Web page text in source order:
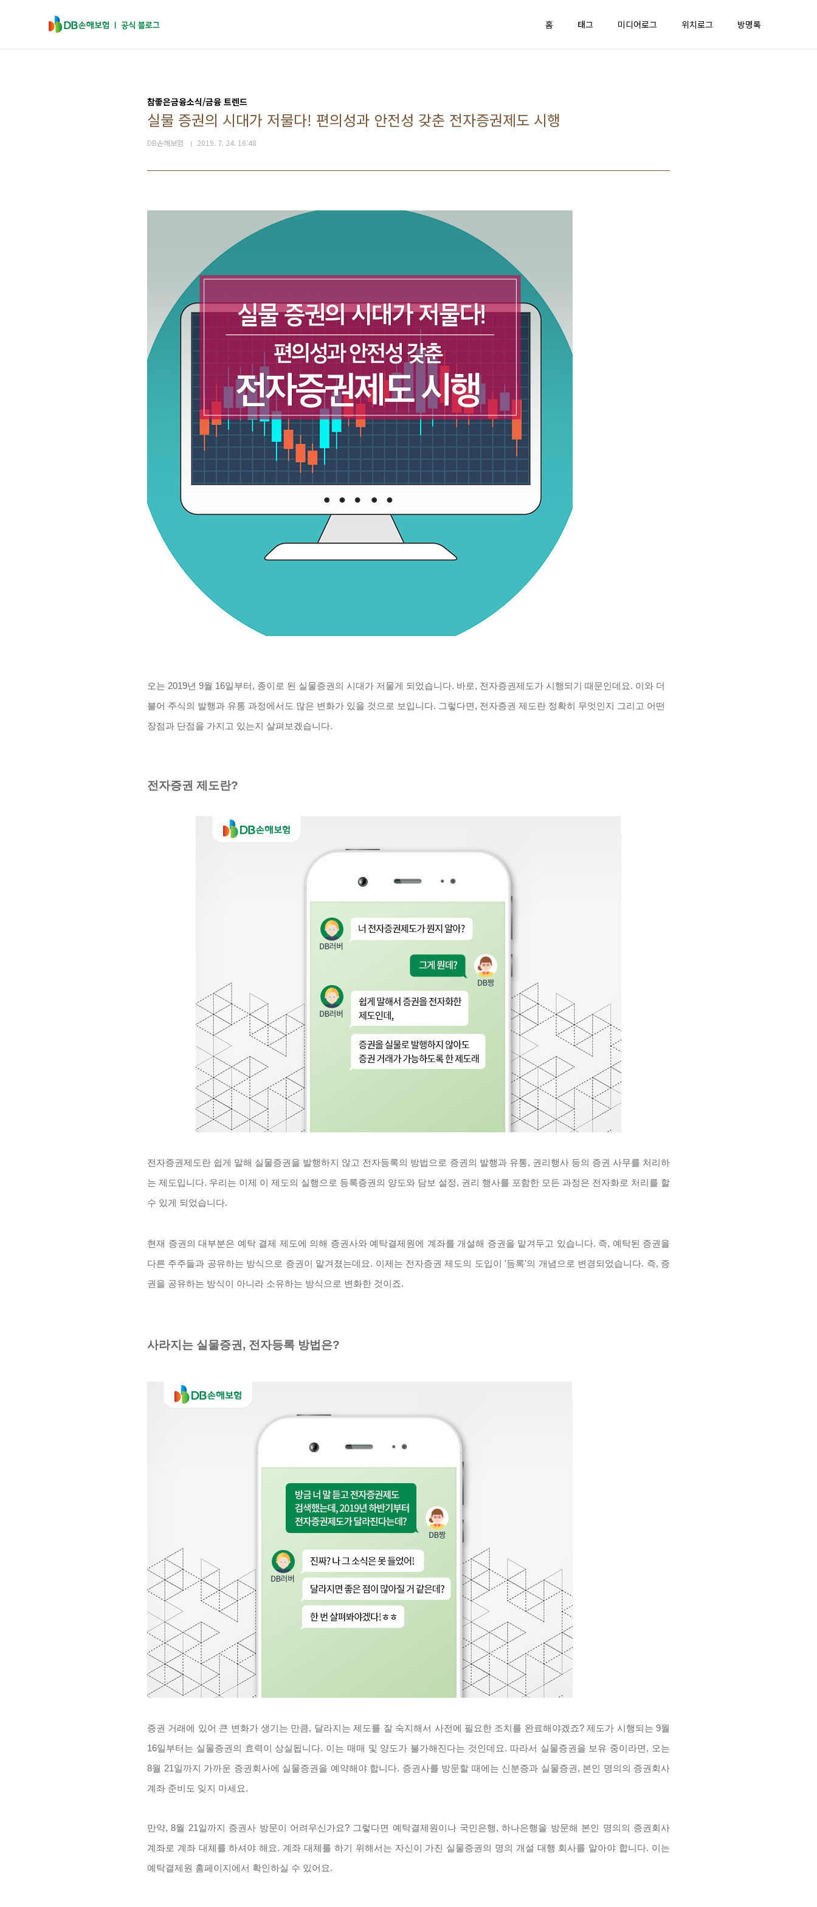
홈
태그 미디어로그 위치로그 방명록
참좋은금융소식/금융 트렌드
실물 증권의 시대가 저물다! 편의성과 안전성 갖춘 전자증권제도 시행
DB손해보험 2019. 7. 24. 16:48
오는 2019년 9월 16일부터, 종이로 된 실물증권의 시대가 저물게 되었습니다. 바로, 전자증권제도가 시행되기 때문인데요. 이와 더
불어 주식의 발행과 유통 과정에서도 많은 변화가 있을 것으로 보입니다. 그렇다면, 전자증권 제도란 정확히 무엇인지 그리고 어떤
장점과 단점을 가지고 있는지 살펴보겠습니다.
전자증권 제도란?
전자증권제도란 쉽게 말해 실물증권을 발행하지 않고 전자등록의 방법으로 증권의 발행과 유통, 권리행사 등의 증권 사무를 처리하
는 제도입니다. 우리는 이제 이 제도의 실행으로 등록증권의 양도와 담보 설정, 권리 행사를 포함한 모든 과정은 전자화로 처리를 할
수 있게 되었습니다.
현재 증권의 대부분은 예탁 결제 제도에 의해 증권사와 예탁결제원에 계좌를 개설해 증권을 맡겨두고 있습니다. 즉, 예탁된 증권을
다른 주주들과 공유하는 방식으로 증권이 맡겨졌는데요. 이제는 전자증권 제도의 도입이 '등록'의 개념으로 변경되었습니다. 즉, 증
권을 공유하는 방식이 아니라 소유하는 방식으로 변화한 것이죠.
사라지는 실물증권, 전자등록 방법은?
증권 거래에 있어 큰 변화가 생기는 만큼, 달라지는 제도를 잘 숙지해서 사전에 필요한 조치를 완료해야겠죠?제도가 시행되는 9월
16일부터는 실물증권의 효력이 상실됩니다. 이는 매매 및 양도가 불가해진다는 것인데요. 따라서 실물증권을 보유 중이라면, 오는
8월 21일까지 가까운 증권회사에 실물증권을 예약해야 합니다. 증권사를 방문할 때에는 신분증과 실물증권, 본인 명의의 증권회사
계좌 준비도 잊지 마세요.
만약, 8월 21일까지 증권사 방문이 어려우신가요? 그렇다면 예탁결제원이나 국민은행, 하나은행을 방문해 본인 명의의 증권회사
계좌로 계좌 대체를 하셔야 해요. 계좌 대체를 하기 위해서는 자신이 가진 실물증권의 명의 개설 대행 회사를 알아야 합니다. 이는
예탁결제원 홈페이지에서 확인하실 수 있어요.